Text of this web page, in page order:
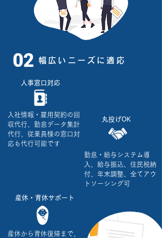
02 幅広いニーズに適応
​人事窓口対応
入社情報・雇用契約の回
収代行、勤怠データ集計
代行、従業員様の窓口対
応も代行可能です
​丸投げOK
勤怠・給与システム導
入、給与振込、住民税納
付、年末調整、全てアウ
トソーシング可
​産休・育休サポート
産休から育休復帰まで、